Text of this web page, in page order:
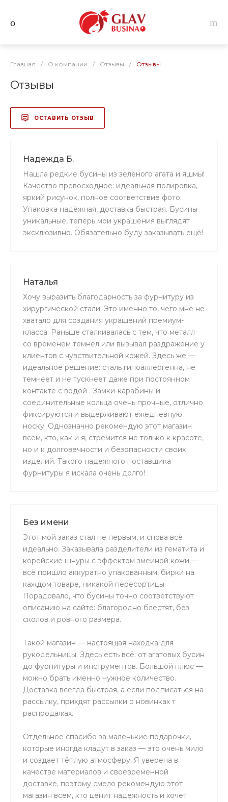
Главная / О компании / Отзывы / Отзывы
Отзывы
ОСТАВИТЬ ОТЗЫВ
Надежда Б.
Нашла редкие бусины из зелёного агата и яшмы!
Качество превосходное: идеальная полировка,
яркий рисунок, полное соответствие фото.
Упаковка надёжная, доставка быстрая. Бусины
уникальные, теперь мои украшения выглядят
эксклюзивно. Обязательно буду заказывать ещё!
Наталья
Хочу выразить благодарность за фурнитуру из
хирургической стали! Это именно то, чего мне не
хватало для создания украшений премиум-
класса. Раньше сталкивалась с тем, что металл
со временем темнел или вызывал раздражение у
клиентов с чувствительной кожей. Здесь же —
идеальное решение: сталь гипоаллергенна, не
темнеет и не тускнеет даже при постоянном
контакте с водой . Замки-карабины и
соединительные кольца очень прочные, отлично
фиксируются и выдерживают ежедневную
носку. Однозначно рекомендую этот магазин
всем, кто, как и я, стремится не только к красоте,
но и к долговечности и безопасности своих
изделий. Такого надежного поставщика
фурнитуры я искала очень долго!
Без имени
Этот мой заказ стал не первым, и снова всё
идеально. Заказывала разделители из гематита и
корейские шнуры с эффектом змеиной кожи —
всё пришло аккуратно упакованным, бирки на
каждом товаре, никакой пересортицы.
Порадовало, что бусины точно соответствуют
описанию на сайте: благородно блестят, без
сколов и ровного размера.
Такой магазин — настоящая находка для
рукодельницы. Здесь есть всё: от агатовых бусин
до фурнитуры и инструментов. Большой плюс —
можно брать именно нужное количество.
Доставка всегда быстрая, а если подписаться на
рассылку, прихдят рассылки о новинках т
распродажах.
Отдельное спасибо за маленькие подарочки,
которые иногда кладут в заказ — это очень мило
и создает тёплую атмосферу. Я уверена в
качестве материалов и своевременной
доставке, поэтому смело рекомендую этот
магазин всем, кто ценит надежность и хочет